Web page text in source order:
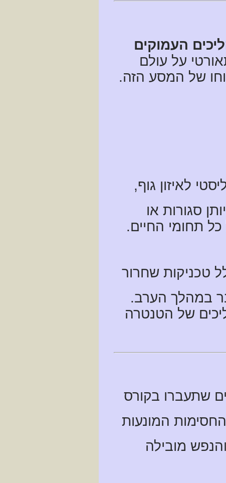
העמוקים
על עולם
של המסע הזה.
לאיזון גוף,
סגורות או
תחומי החיים.
טכניקות שחרור
במהלך הערב.
של הטנטרה
שתעברו בקורס
המונעות
מובילה